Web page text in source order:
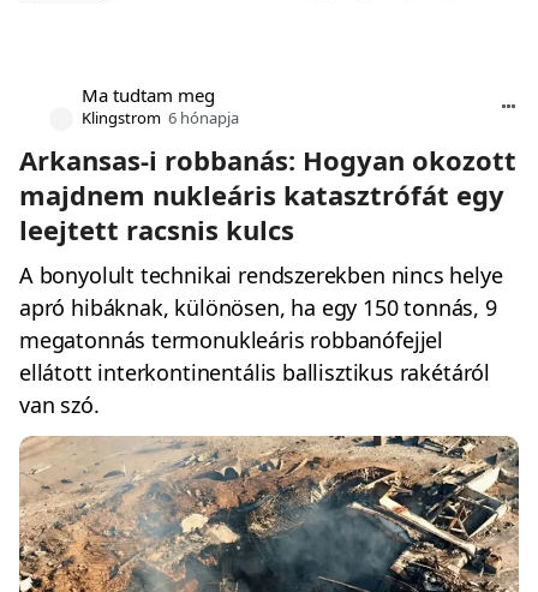
Ma tudtam meg
Klingstrom 6 hónapja
Arkansas-i robbanás: Hogyan okozott
majdnem nukleáris katasztrófát egy
leejtett racsnis kulcs
A bonyolult technikai rendszerekben nincs helye
apró hibáknak, különösen, ha egy 150 tonnás, 9
megatonnás termonukleáris robbanófejjel
ellátott interkontinentális ballisztikus rakétáról
van szó.